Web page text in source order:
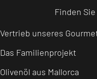
Finden
Vertrieb unseres
Das Familienprojekt
Olivenöl aus Mallorca